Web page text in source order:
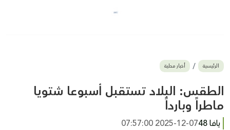
بيع وشراء
أخبار القدس
وفيات
المزيد
ارسل خبر
الرئيسية أخبار محلية
الطقس: البلاد تستقبل أسبوعا شتويا
ماطراً وبارداً
يافا 48
2025-12-07 07:57:00